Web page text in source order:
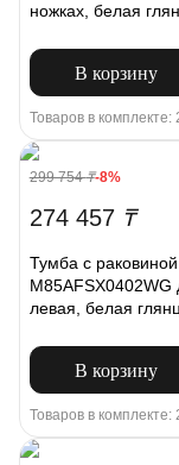
ножках, белая
В корзину
Товаров в комплекте:
299 754₸-8%
274 457 ₸
Тумба с
левая, белая
В корзину
Товаров в комплекте: